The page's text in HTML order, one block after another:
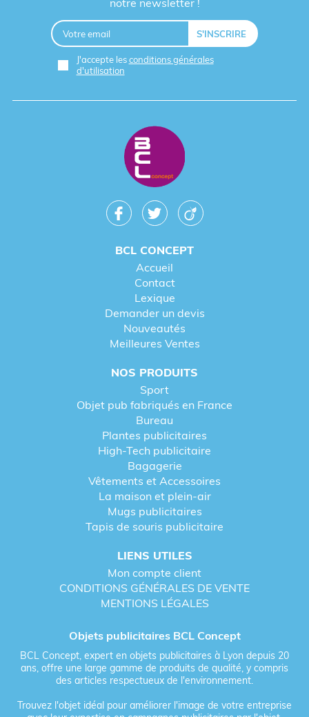
notre newsletter !
J'accepte lesconditions générales
d'utilisation
BCL CONCEPT
Accueil
Contact
Lexique
Demander un devis
Nouveautés
Meilleures Ventes
NOS PRODUITS
Sport
Objet pub fabriqués en France
Bureau
Plantes publicitaires
High-Tech publicitaire
Bagagerie
Vêtements et Accessoires
La maison et plein-air
Mugs publicitaires
Tapis de souris publicitaire
LIENS UTILES
Mon compte client
CONDITIONS GÉNÉRALES DE VENTE
MENTIONS LÉGALES
Objets publicitaires BCL Concept
BCL Concept, expert en objets publicitaires à Lyon depuis 20
ans, offre une large gamme de produits de qualité, y compris
des articles respectueux de l'environnement.
Trouvez l'objet idéal pour améliorer l'image de votre entreprise